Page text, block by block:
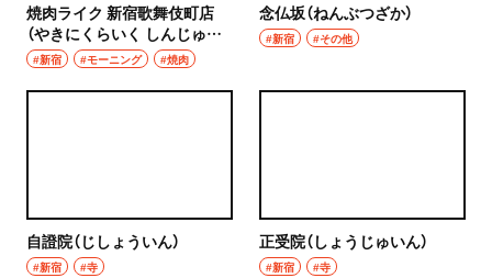
焼肉ライク 新宿歌舞伎町店
（やきにくらいく しんじゅく
かぶきちょうてん）
#新宿 #モーニング #焼肉
念仏坂（ねんぶつざか）
#新宿 #その他
自證院（じしょういん）
#新宿 #寺
正受院（しょうじゅいん）
#新宿 #寺